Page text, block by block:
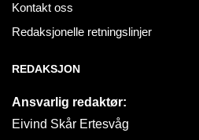
Kontakt oss
Redaksjonelle retningslinjer
REDAKSJON
Ansvarlig redaktør:
Eivind Skår Ertesvåg